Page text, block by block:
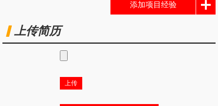
添加项目经验
上传简历
上传